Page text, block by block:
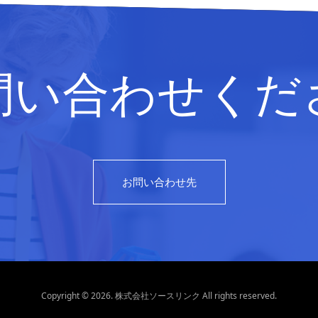
合わせく
お問い合わせ先
Copyright © 2026. 株式会社ソースリンク All rights reserved.